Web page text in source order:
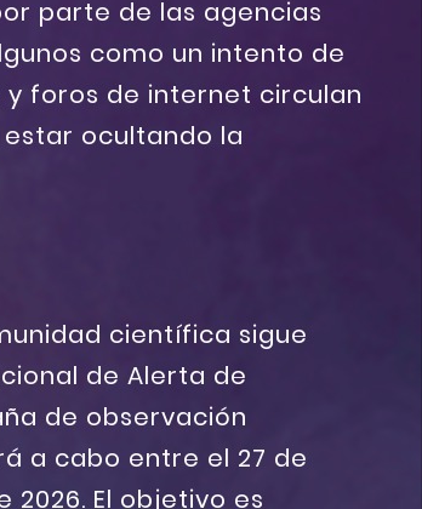
parte de las agencias
como un intento de
y foros de internet circulan
estar ocultando la
científica sigue
de Alerta de
de observación
a cabo entre el 27 de
2026. El objetivo es